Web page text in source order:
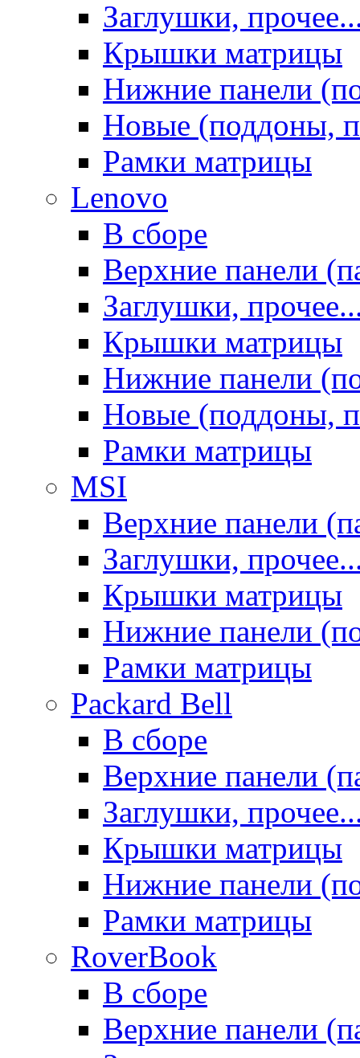
Заглушки,
Крышки матрицы
Нижние панели
Новые (поддоны,
Рамки матрицы
Lenovo
В сборе
Верхние панели
Заглушки,
Крышки матрицы
Нижние панели
Новые (поддоны,
Рамки матрицы
MSI
Верхние панели
Заглушки,
Крышки матрицы
Нижние панели
Рамки матрицы
Packard Bell
В сборе
Верхние панели
Заглушки,
Крышки матрицы
Нижние панели
Рамки матрицы
RoverBook
В сборе
Верхние панели